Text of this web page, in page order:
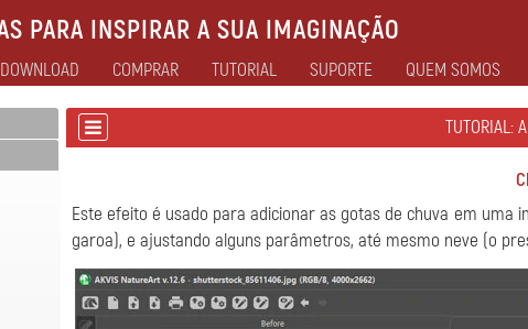
PARA INSPIRAR A SUA IMAGINAÇÃO
DOWNLOAD COMPRAR TUTORIAL SUPORTE QUEM SOMOS
TUTORIAL:
Este efeito é usado para adicionar as gotas de chuva em uma
garoa), e ajustando alguns parâmetros, até mesmo neve (o